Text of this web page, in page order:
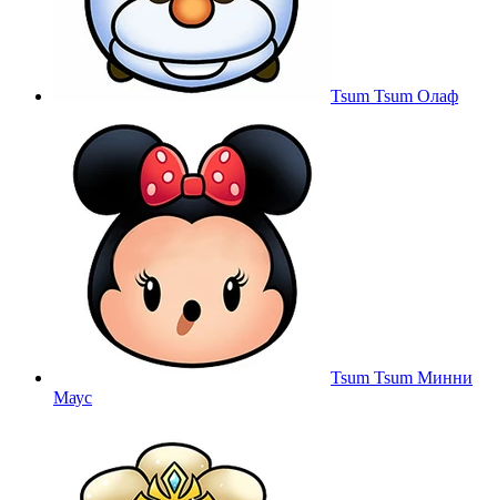
Tsum Tsum Олаф
Tsum Tsum Минни
Маус